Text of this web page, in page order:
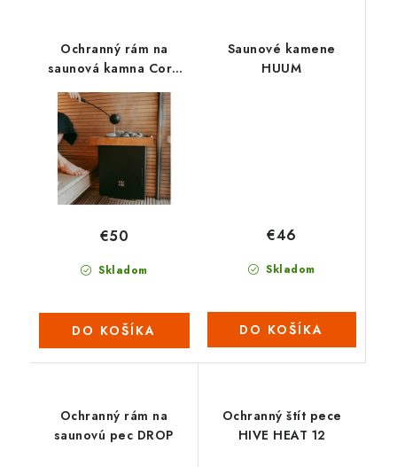
Ochranný rám na
saunová kamna Core
Skladom
€50
DO KOŠÍKA
Saunové kamene
HUUM
Skladom
€46
DO KOŠÍKA
Ochranný rám na
saunovú pec DROP
Ochranný štít pece
HIVE HEAT 12